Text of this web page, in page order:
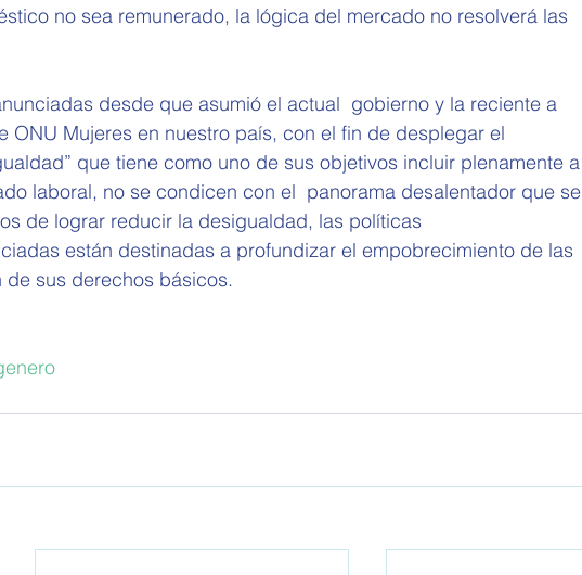
no sea remunerado, la lógica del mercado no resolverá las
desde que asumió el actual  gobierno y la reciente a
ONU Mujeres en nuestro país, con el fin de desplegar el
que tiene como uno de sus objetivos incluir plenamente a
laboral, no se condicen con el  panorama desalentador que se
de lograr reducir la desigualdad, las políticas
están destinadas a profundizar el empobrecimiento de las
de sus derechos básicos.